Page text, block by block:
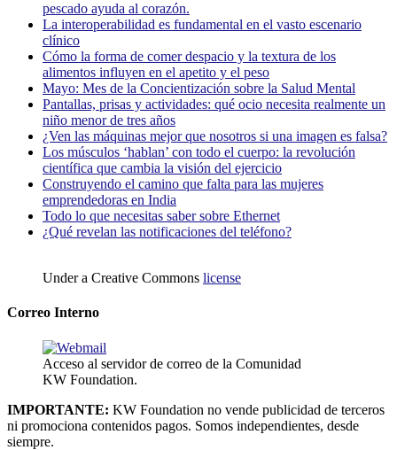
pescado ayuda al corazón.
La interoperabilidad es fundamental en el vasto escenario
clínico
Cómo la forma de comer despacio y la textura de los
alimentos influyen en el apetito y el peso
Mayo: Mes de la Concientización sobre la Salud Mental
Pantallas, prisas y actividades: qué ocio necesita realmente un
niño menor de tres años
¿Ven las máquinas mejor que nosotros si una imagen es falsa?
Los músculos ‘hablan’ con todo el cuerpo: la revolución
científica que cambia la visión del ejercicio
Construyendo el camino que falta para las mujeres
emprendedoras en India
Todo lo que necesitas saber sobre Ethernet
¿Qué revelan las notificaciones del teléfono?
Under a Creative Commons license
Correo Interno
Acceso al servidor de correo de la Comunidad
KW Foundation.
IMPORTANTE: KW Foundation no vende publicidad de terceros
ni promociona contenidos pagos. Somos independientes, desde
siempre.